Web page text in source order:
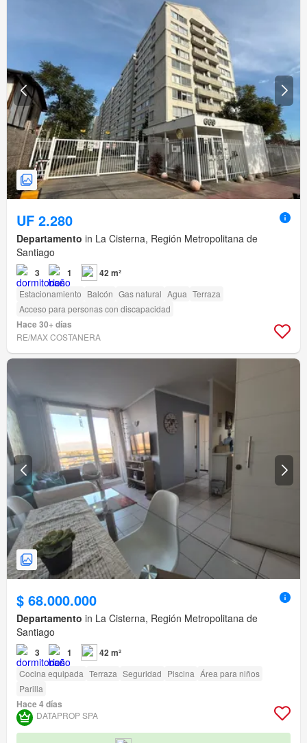
UF 2.280
Departamento in La Cisterna, Región Metropolitana de
Santiago
3 1 42 m²
Estacionamiento Balcón Gas natural Agua Terraza
Acceso para personas con discapacidad
Hace 30+ días
RE/MAX COSTANERA
$ 68.000.000
Departamento in La Cisterna, Región Metropolitana de
Santiago
3 1 42 m²
Cocina equipada Terraza Seguridad Piscina Área para niños
Parilla
Hace 4 días
DATAPROP SPA